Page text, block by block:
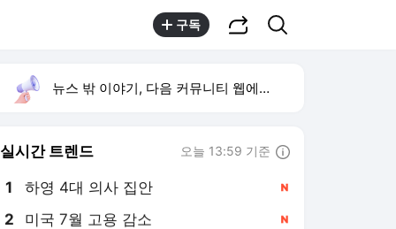
구독
뉴스 밖 이야기, 다음 커뮤니티 웹에서 보기
실시간 트렌드 오늘 13:59 기준
1 하영 4대 의사 집안
2 미국 7월 고용 감소